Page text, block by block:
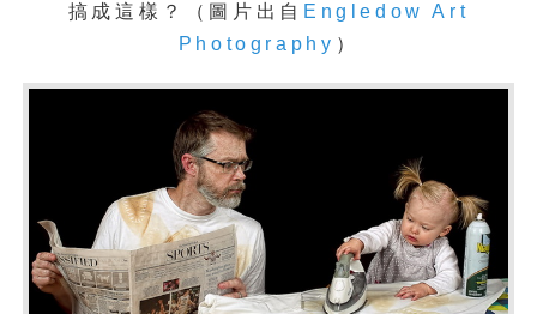
搞成這樣？（圖片出自 Engledow Art
Photography ）